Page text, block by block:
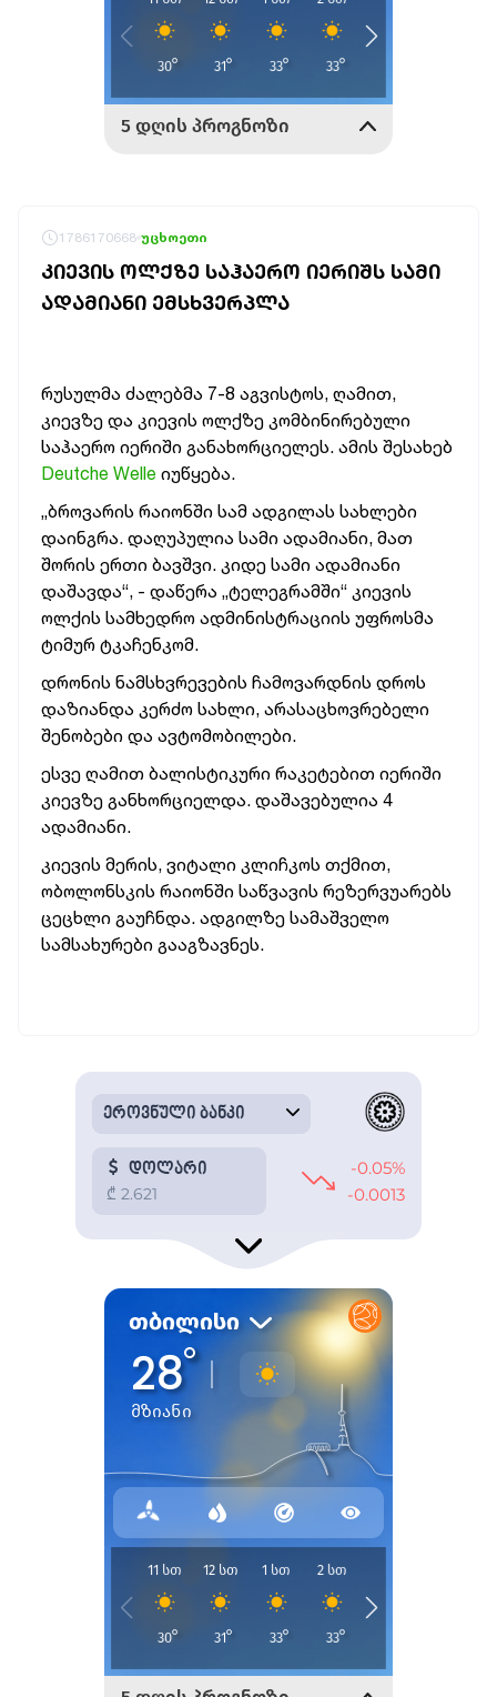
1786170668 უცხოეთი
ᲙᲘᲔᲕᲘᲡ ᲝᲚᲥᲖᲔ ᲡᲐᲰᲐᲔᲠᲝ ᲘᲔᲠᲘᲨᲡ ᲡᲐᲛᲘ
ᲐᲓᲐᲛᲘᲐᲜᲘ ᲔᲛᲡᲮᲕᲔᲠᲞᲚᲐ
რუსულმა ძალებმა 7-8 აგვისტოს, ღამით,
კიევზე და კიევის ოლქზე კომბინირებული
საჰაერო იერიში განახორციელეს. ამის შესახებ
Deutche Welle იუწყება.
„ბროვარის რაიონში სამ ადგილას სახლები
დაინგრა. დაღუპულია სამი ადამიანი, მათ
შორის ერთი ბავშვი. კიდე სამი ადამიანი
დაშავდა“, - დაწერა „ტელეგრამში“ კიევის
ოლქის სამხედრო ადმინისტრაციის უფროსმა
ტიმურ ტკაჩენკომ.
დრონის ნამსხვრევების ჩამოვარდნის დროს
დაზიანდა კერძო სახლი, არასაცხოვრებელი
შენობები და ავტომობილები.
ესვე ღამით ბალისტიკური რაკეტებით იერიში
კიევზე განხორციელდა. დაშავებულია 4
ადამიანი.
კიევის მერის, ვიტალი კლიჩკოს თქმით,
ობოლონსკის რაიონში საწვავის რეზერვუარებს
ცეცხლი გაუჩნდა. ადგილზე სამაშველო
სამსახურები გააგზავნეს.